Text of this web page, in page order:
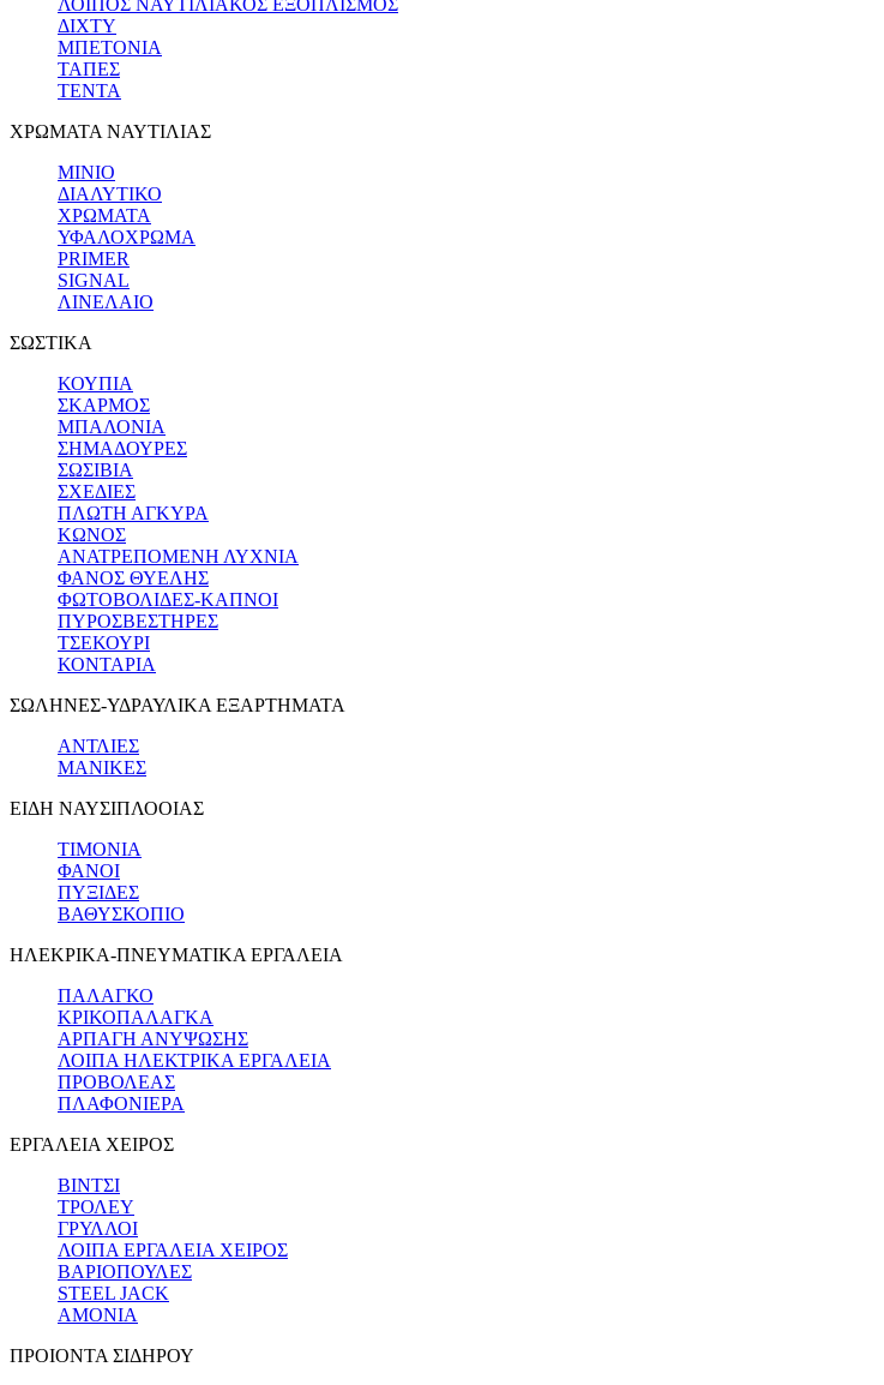
ΛΟΙΠΟΣ ΝΑΥΤΙΛΙΑΚΟΣ ΕΞΟΠΛΙΣΜΟΣ
ΔΙΧΤΥ
ΜΠΕΤΟΝΙΑ
ΤΑΠΕΣ
ΤΕΝΤΑ
ΧΡΩΜΑΤΑ ΝΑΥΤΙΛΙΑΣ
ΜΙΝΙΟ
ΔΙΑΛΥΤΙΚΟ
ΧΡΩΜΑΤΑ
ΥΦΑΛΟΧΡΩΜΑ
PRIMER
SIGNAL
ΛΙΝΕΛΑΙΟ
ΣΩΣΤΙΚΑ
ΚΟΥΠΙΑ
ΣΚΑΡΜΟΣ
ΜΠΑΛΟΝΙΑ
ΣΗΜΑΔΟΥΡΕΣ
ΣΩΣΙΒΙΑ
ΣΧΕΔΙΕΣ
ΠΛΩΤΗ ΑΓΚΥΡΑ
ΚΩΝΟΣ
ΑΝΑΤΡΕΠΟΜΕΝΗ ΛΥΧΝΙΑ
ΦΑΝΟΣ ΘΥΕΛΗΣ
ΦΩΤΟΒΟΛΙΔΕΣ-ΚΑΠΝΟΙ
ΠΥΡΟΣΒΕΣΤΗΡΕΣ
ΤΣΕΚΟΥΡΙ
ΚΟΝΤΑΡΙΑ
ΣΩΛΗΝΕΣ-ΥΔΡΑΥΛΙΚΑ ΕΞΑΡΤΗΜΑΤΑ
ΑΝΤΛΙΕΣ
ΜΑΝΙΚΕΣ
ΕΙΔΗ ΝΑΥΣΙΠΛΟΟΙΑΣ
ΤΙΜΟΝΙΑ
ΦΑΝΟΙ
ΠΥΞΙΔΕΣ
ΒΑΘΥΣΚΟΠΙΟ
ΗΛΕΚΡΙΚΑ-ΠΝΕΥΜΑΤΙΚΑ ΕΡΓΑΛΕΙΑ
ΠΑΛΑΓΚΟ
ΚΡΙΚΟΠΑΛΑΓΚΑ
ΑΡΠΑΓΗ ΑΝΥΨΩΣΗΣ
ΛΟΙΠΑ ΗΛΕΚΤΡΙΚΑ ΕΡΓΑΛΕΙΑ
ΠΡΟΒΟΛΕΑΣ
ΠΛΑΦΟΝΙΕΡΑ
ΕΡΓΑΛΕΙΑ ΧΕΙΡΟΣ
ΒΙΝΤΣΙ
ΤΡΟΛΕΥ
ΓΡΥΛΛΟΙ
ΛΟΙΠΑ ΕΡΓΑΛΕΙΑ ΧΕΙΡΟΣ
ΒΑΡΙΟΠΟΥΛΕΣ
STEEL JACK
ΑΜΟΝΙΑ
ΠΡΟΙΟΝΤΑ ΣΙΔΗΡΟΥ